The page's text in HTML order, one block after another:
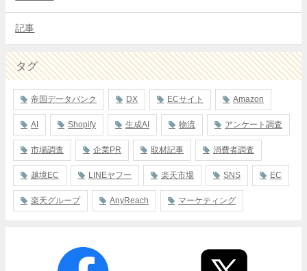
記事
タグ
帝国データバンク DX ECサイト Amazon
AI Shopify 生成AI 物流 アンケート調査
市場調査 企業PR 取材記事 消費者調査
越境EC LINEヤフー 楽天市場 SNS EC
楽天グループ AnyReach マーケティング